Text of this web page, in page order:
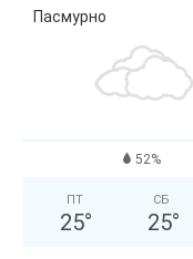
Пасмурно
52%
ПТ
25°
СБ
25°